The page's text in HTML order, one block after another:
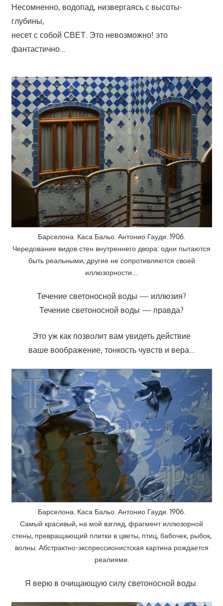
Несомненно, водопад, низвергаясь с высоты-
глубины,
несет с собой СВЕТ. Это невозможно! это
фантастично…
Барселона. Каса Бальо. Антонио Гауди. 1906.
Чередование видов стен внутреннего двора: одни пытаются
быть реальными, другие не сопротивляются своей
иллюзорности….
Течение светоносной воды — иллюзия?
Течение светоносной воды — правда?
Это уж как позволит вам увидеть действие
ваше воображение, тонкость чувств и вера…
Барселона. Каса Бальо. Антонио Гауди. 1906.
Самый красивый, на мой взгляд, фрагмент иллюзорной
стены, превращающий плитки в цветы, птиц, бабочек, рыбок,
волны. Абстрактно-экспрессионистская картина рождается
реалиями.
Я верю в очищающую силу светоносной воды.